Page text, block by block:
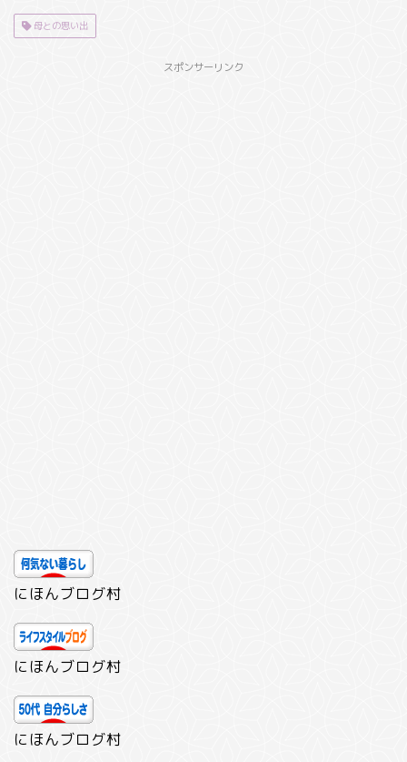
母との思い出
スポンサーリンク
にほんブログ村
にほんブログ村
にほんブログ村